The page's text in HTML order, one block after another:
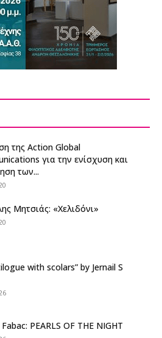
της Action Global
για την ενίσχυση και
των...
Μητσιάς: «Χελιδόνι»
with scolars” by Jernail S
PEARLS OF THE NIGHT